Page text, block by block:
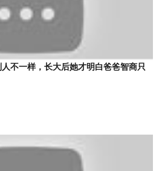
人不一样，长大后她才明白爸爸智商只